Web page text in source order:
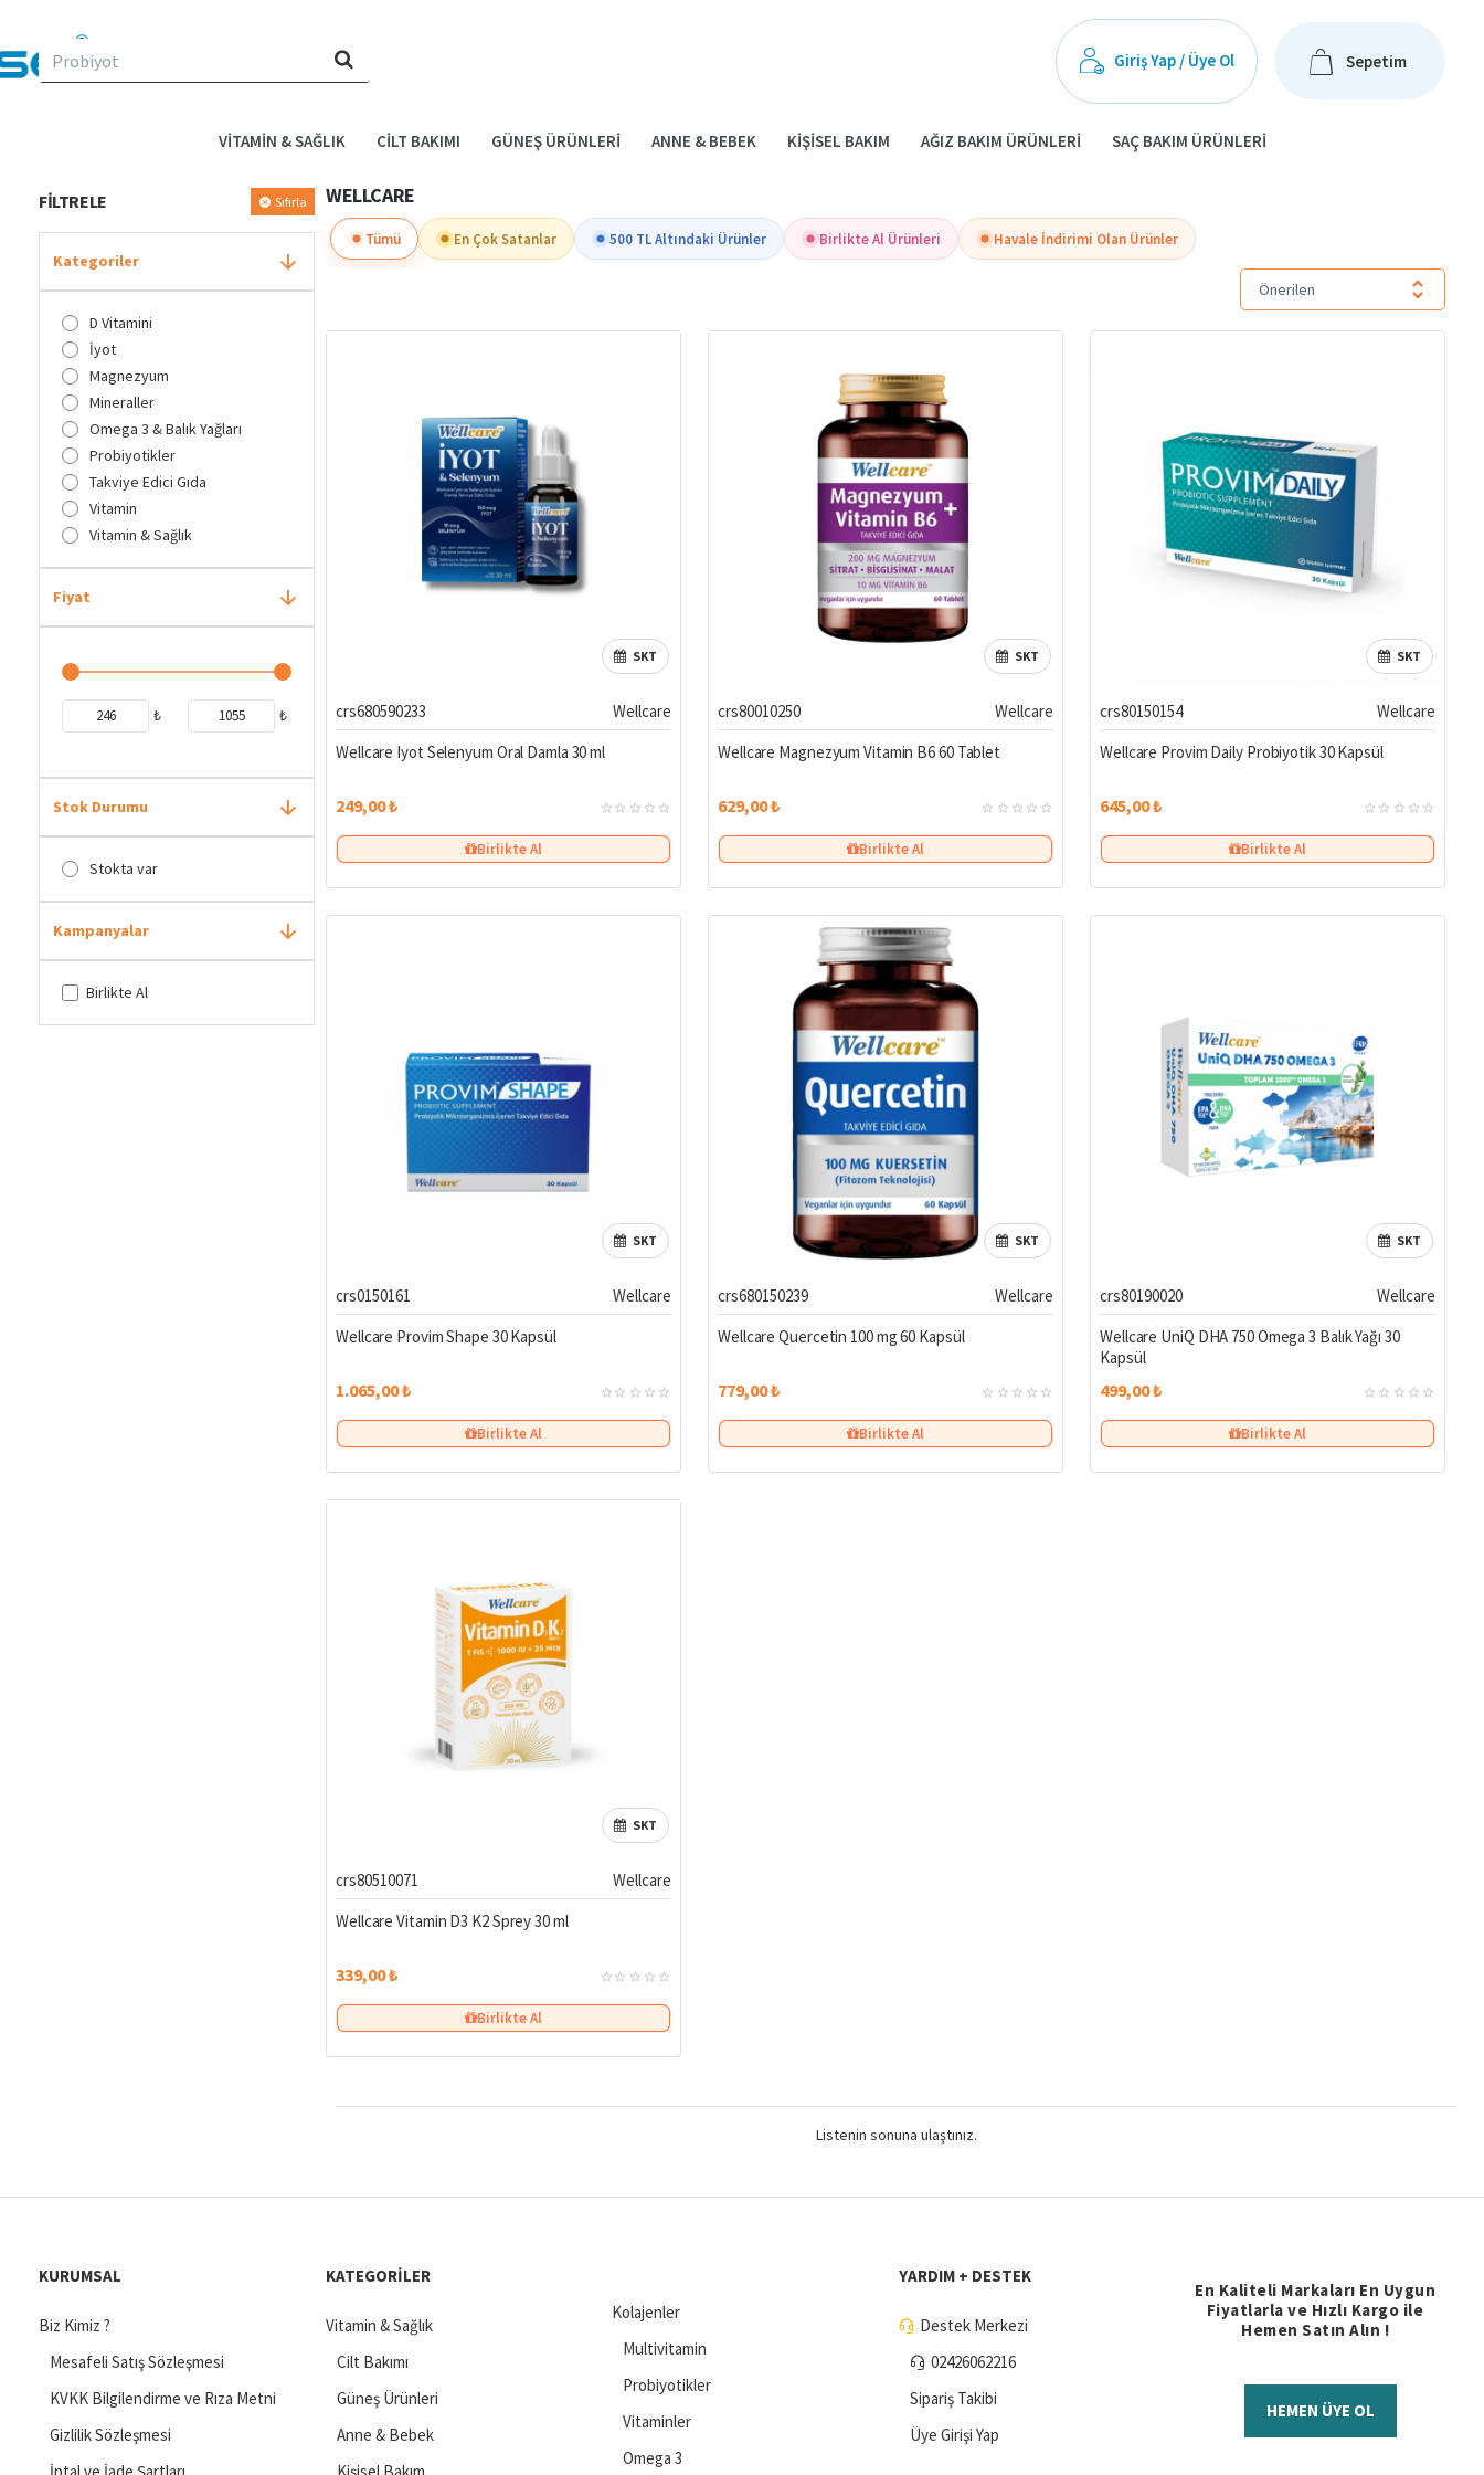
Evin
Giriş Yap / Üye Ol Sepetim
VITAMIN & SAĞLIK CILT BAKIMI GÜNEŞ ÜRÜNLERI ANNE & BEBEK KIŞISEL BAKIM AĞIZ BAKIM ÜRÜNLERI SAÇ BAKIM ÜRÜNLERI
FILTRELE Sıfırla
Kategoriler
D Vitamini
İyot
Magnezyum
Mineraller
Omega 3 & Balık Yağları
Probiyotikler
Takviye Edici Gıda
Vitamin
Vitamin & Sağlık
Fiyat
₺ ₺
Stok Durumu
Stokta var
Kampanyalar
Birlikte Al
WELLCARE
Tümü En Çok Satanlar 500 TL Altındaki Ürünler Birlikte Al Ürünleri Havale İndirimi Olan Ürünler
Önerilen
SKT
crs680590233
Wellcare
Wellcare Iyot Selenyum Oral Damla 30 ml
249,00 ₺
Birlikte Al
SKT
crs80010250
Wellcare
Wellcare Magnezyum Vitamin B6 60 Tablet
629,00 ₺
Birlikte Al
SKT
crs80150154
Wellcare
Wellcare Provim Daily Probiyotik 30 Kapsül
645,00 ₺
Birlikte Al
SKT
crs0150161
Wellcare
Wellcare Provim Shape 30 Kapsül
1.065,00 ₺
Birlikte Al
SKT
crs680150239
Wellcare
Wellcare Quercetin 100 mg 60 Kapsül
779,00 ₺
Birlikte Al
SKT
crs80190020
Wellcare
Wellcare UniQ DHA 750 Omega 3 Balık Yağı 30
Kapsül
499,00 ₺
Birlikte Al
SKT
crs80510071
Wellcare
Wellcare Vitamin D3 K2 Sprey 30 ml
339,00 ₺
Birlikte Al
Listenin sonuna ulaştınız.
KURUMSAL
Biz Kimiz ?
Mesafeli Satış Sözleşmesi
KVKK Bilgilendirme ve Rıza Metni
Gizlilik Sözleşmesi
KATEGORILER
Vitamin & Sağlık
Cilt Bakımı
Güneş Ürünleri
Anne & Bebek
Kolajenler
Multivitamin
Probiyotikler
Vitaminler
Omega 3
YARDIM + DESTEK
Destek Merkezi
02426062216
Sipariş Takibi
Üye Girişi Yap
En Kaliteli Markaları En Uygun
Fiyatlarla ve Hızlı Kargo ile
Hemen Satın Alın !
HEMEN ÜYE OL